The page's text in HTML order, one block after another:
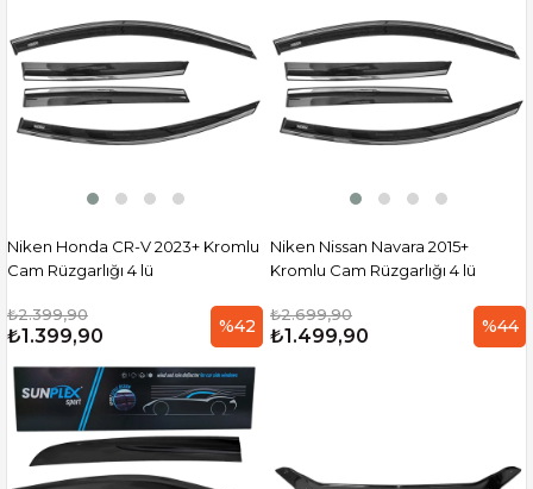
Niken Honda CR-V 2023+ Kromlu
Cam Rüzgarlığı 4 lü
₺2.399,90
₺1.399,90 %42
Niken Nissan Navara 2015+
Kromlu Cam Rüzgarlığı 4 lü
₺2.699,90
₺1.499,90 %44